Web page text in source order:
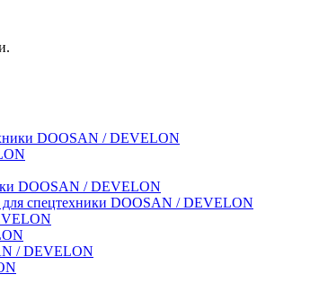
DOOSAN / DEVELON
DOOSAN / DEVELON
для спецтехники DOOSAN / DEVELON
/ DEVELON